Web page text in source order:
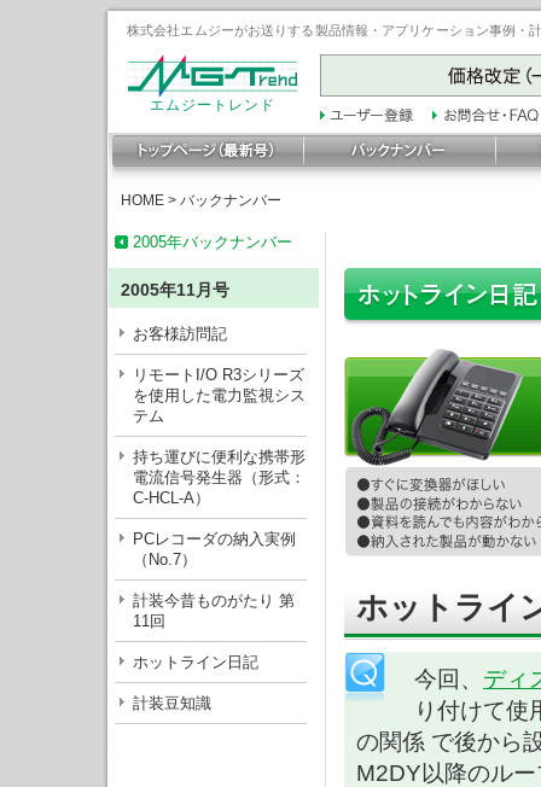
株式会社エムジーがお送りする製品情報・アプリケーション事例
エムジートレンド
HOME > バックナンバー
2005年バックナンバー
2005年11月号
お客様訪問記
リモートI/O R3シリーズ
を使用した電力監視シス
テム
持ち運びに便利な携帯形
電流信号発生器（形式：
C-HCL-A）
PCレコーダの納入実例
（No.7）
計装今昔ものがたり 第
11回
ホットライン日記
計装豆知識
ホットライ
今回、 ディ
り付けて使
の関係 で後から
M2DY以降のル